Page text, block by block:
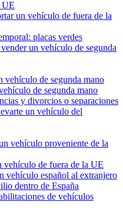
UE
un vehículo de fuera de la
placas verdes
un vehículo de segunda
vehículo de segunda mano
de segunda mano
y divorcios o separaciones
un vehículo del
vehículo proveniente de la
vehículo de fuera de la UE
vehículo español al extranjero
dentro de España
de vehículos